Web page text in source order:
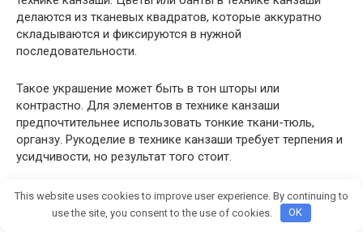
делаются из тканевых квадратов, которые аккуратно
складываются и фиксируются в нужной
последовательности.
Такое украшение может быть в тон шторы или
контрастно. Для элементов в технике канзаши
предпочтительнее использовать тонкие ткани-тюль,
органзу. Рукоделие в технике канзаши требует терпения и
усидчивости, но результат того стоит.
This website uses cookies to improve user experience. By continuing to
use the site, you consent to the use of cookies.
OK